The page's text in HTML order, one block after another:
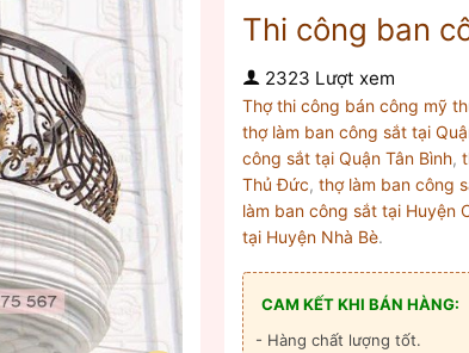
Thi công ban
2323 Lượt xem
Thợ thi công bán công mỹ
thợ làm ban công sắt tại
công sắt tại Quận Tân Bình,
Thủ Đức, thợ làm ban công
làm ban công sắt tại Huyện
tại Huyện Nhà Bè.
CAM KẾT KHI BÁN HÀNG:
- Hàng chất lượng tốt.